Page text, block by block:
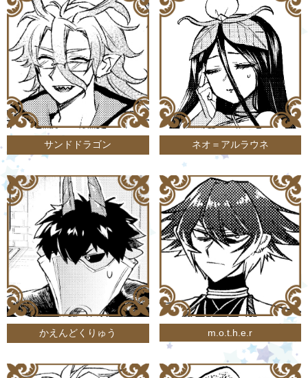
サンドドラゴン ネオ＝アルラウネ
かえんどくりゅう m.o.t.h.e.r